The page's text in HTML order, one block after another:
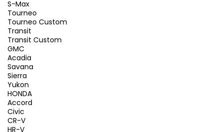
S-Max
Tourneo
Tourneo Custom
Transit
Transit Custom
GMC
Acadia
Savana
Sierra
Yukon
HONDA
Accord
Civic
CR-V
HR-V